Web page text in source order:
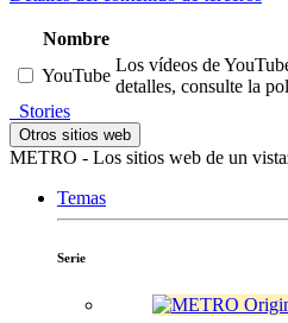
Nombre
YouTube
Los vídeos de
detalles, consulte la
Stories
Otros sitios web
METRO - Los sitios web de un
Temas
Serie